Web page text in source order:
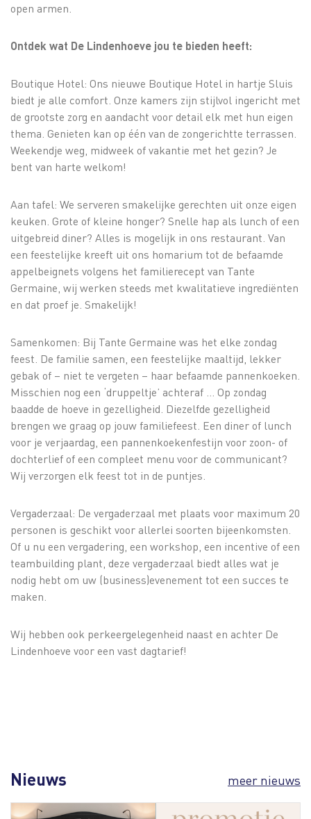
open armen.
Ontdek wat De Lindenhoeve jou te bieden heeft:
Boutique Hotel: Ons nieuwe Boutique Hotel in hartje Sluis
biedt je alle comfort. Onze kamers zijn stijlvol ingericht met
de grootste zorg en aandacht voor detail elk met hun eigen
thema. Genieten kan op één van de zongerichtte terrassen.
Weekendje weg, midweek of vakantie met het gezin? Je
bent van harte welkom!
Aan tafel: We serveren smakelijke gerechten uit onze eigen
keuken. Grote of kleine honger? Snelle hap als lunch of een
uitgebreid diner? Alles is mogelijk in ons restaurant. Van
een feestelijke kreeft uit ons homarium tot de befaamde
appelbeignets volgens het familierecept van Tante
Germaine, wij werken steeds met kwalitatieve ingrediënten
en dat proef je. Smakelijk!
Samenkomen: Bij Tante Germaine was het elke zondag
feest. De familie samen, een feestelijke maaltijd, lekker
gebak of – niet te vergeten – haar befaamde pannenkoeken.
Misschien nog een ‘druppeltje’ achteraf … Op zondag
baadde de hoeve in gezelligheid. Diezelfde gezelligheid
brengen we graag op jouw familiefeest. Een diner of lunch
voor je verjaardag, een pannenkoekenfestijn voor zoon- of
dochterlief of een compleet menu voor de communicant?
Wij verzorgen elk feest tot in de puntjes.
Vergaderzaal: De vergaderzaal met plaats voor maximum 20
personen is geschikt voor allerlei soorten bijeenkomsten.
Of u nu een vergadering, een workshop, een incentive of een
teambuilding plant, deze vergaderzaal biedt alles wat je
nodig hebt om uw (business)evenement tot een succes te
maken.
Wij hebben ook perkeergelegenheid naast en achter De
Lindenhoeve voor een vast dagtarief!
Nieuws meer nieuws